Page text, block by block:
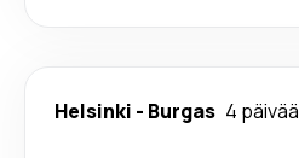
Helsinki - Burgas 4 päivää